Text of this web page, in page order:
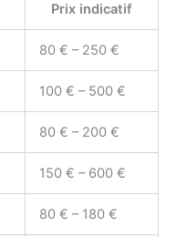
Prix indicatif
80 € – 250 €
100 € – 500 €
80 € – 200 €
150 € – 600 €
80 € – 180 €